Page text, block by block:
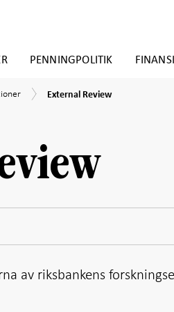
PENNINGPOLITIK
External
External Review
av riksbankens